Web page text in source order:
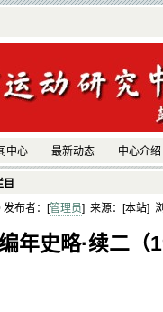
中心 最新动态 中心介绍
发布者：[管理员] 来源：[本站]
年史略·续二